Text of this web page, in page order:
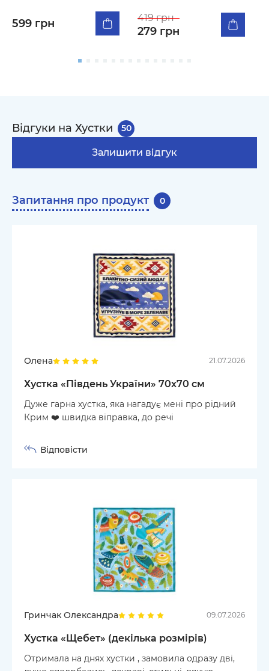
599 грн 419 грн
279 грн
Відгуки на Хустки 50
Залишити відгук
Запитання про продукт 0
Олена 21.07.2026
Хустка «Південь України» 70х70 см
Дуже гарна хустка, яка нагадує мені про рідний
Крим ❤️ швидка віправка, до речі
Відповісти
Гринчак Олександра 09.07.2026
Хустка «Щебет» (декілька розмірів)
Отримала на днях хустки , замовила одразу дві,